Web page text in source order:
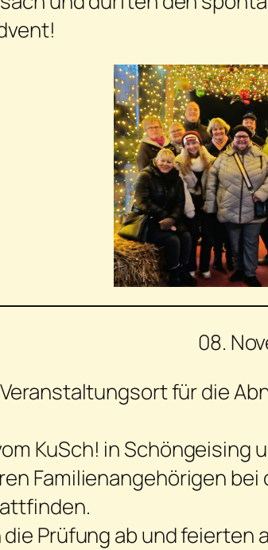
08.
für die
KuSch! in
Familienangehörigen
Prüfung ab und